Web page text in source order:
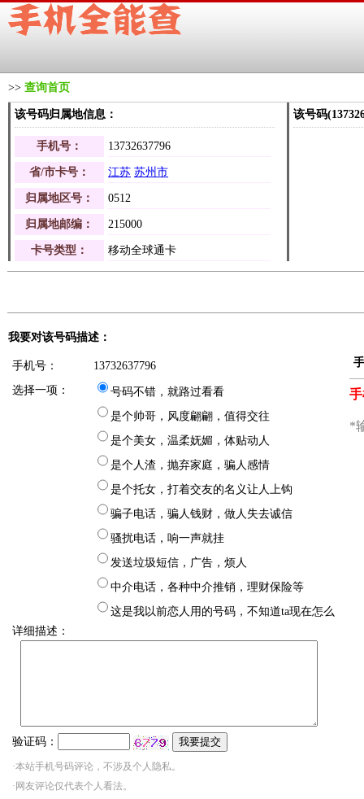
>> 查询首页
该号码归属地信息：
手机号： 13732637796
省/市卡号： 江苏 苏州市
归属地区号： 0512
归属地邮编： 215000
卡号类型： 移动全球通卡
该号码
我要对该号码描述：
手机号：
13732637796
选择一项：
号码不错，就路过看看
是个帅哥，风度翩翩，值得交往
是个美女，温柔妩媚，体贴动人
是个人渣，抛弃家庭，骗人感情
是个托女，打着交友的名义让人上钩
骗子电话，骗人钱财，做人失去诚信
骚扰电话，响一声就挂
发送垃圾短信，广告，烦人
中介电话，各种中介推销，理财保险等
这是我以前恋人用的号码，不知道ta现在怎么
详细描述：
验证码：
·本站手机号码评论，不涉及个人隐私。
·网友评论仅代表个人看法。